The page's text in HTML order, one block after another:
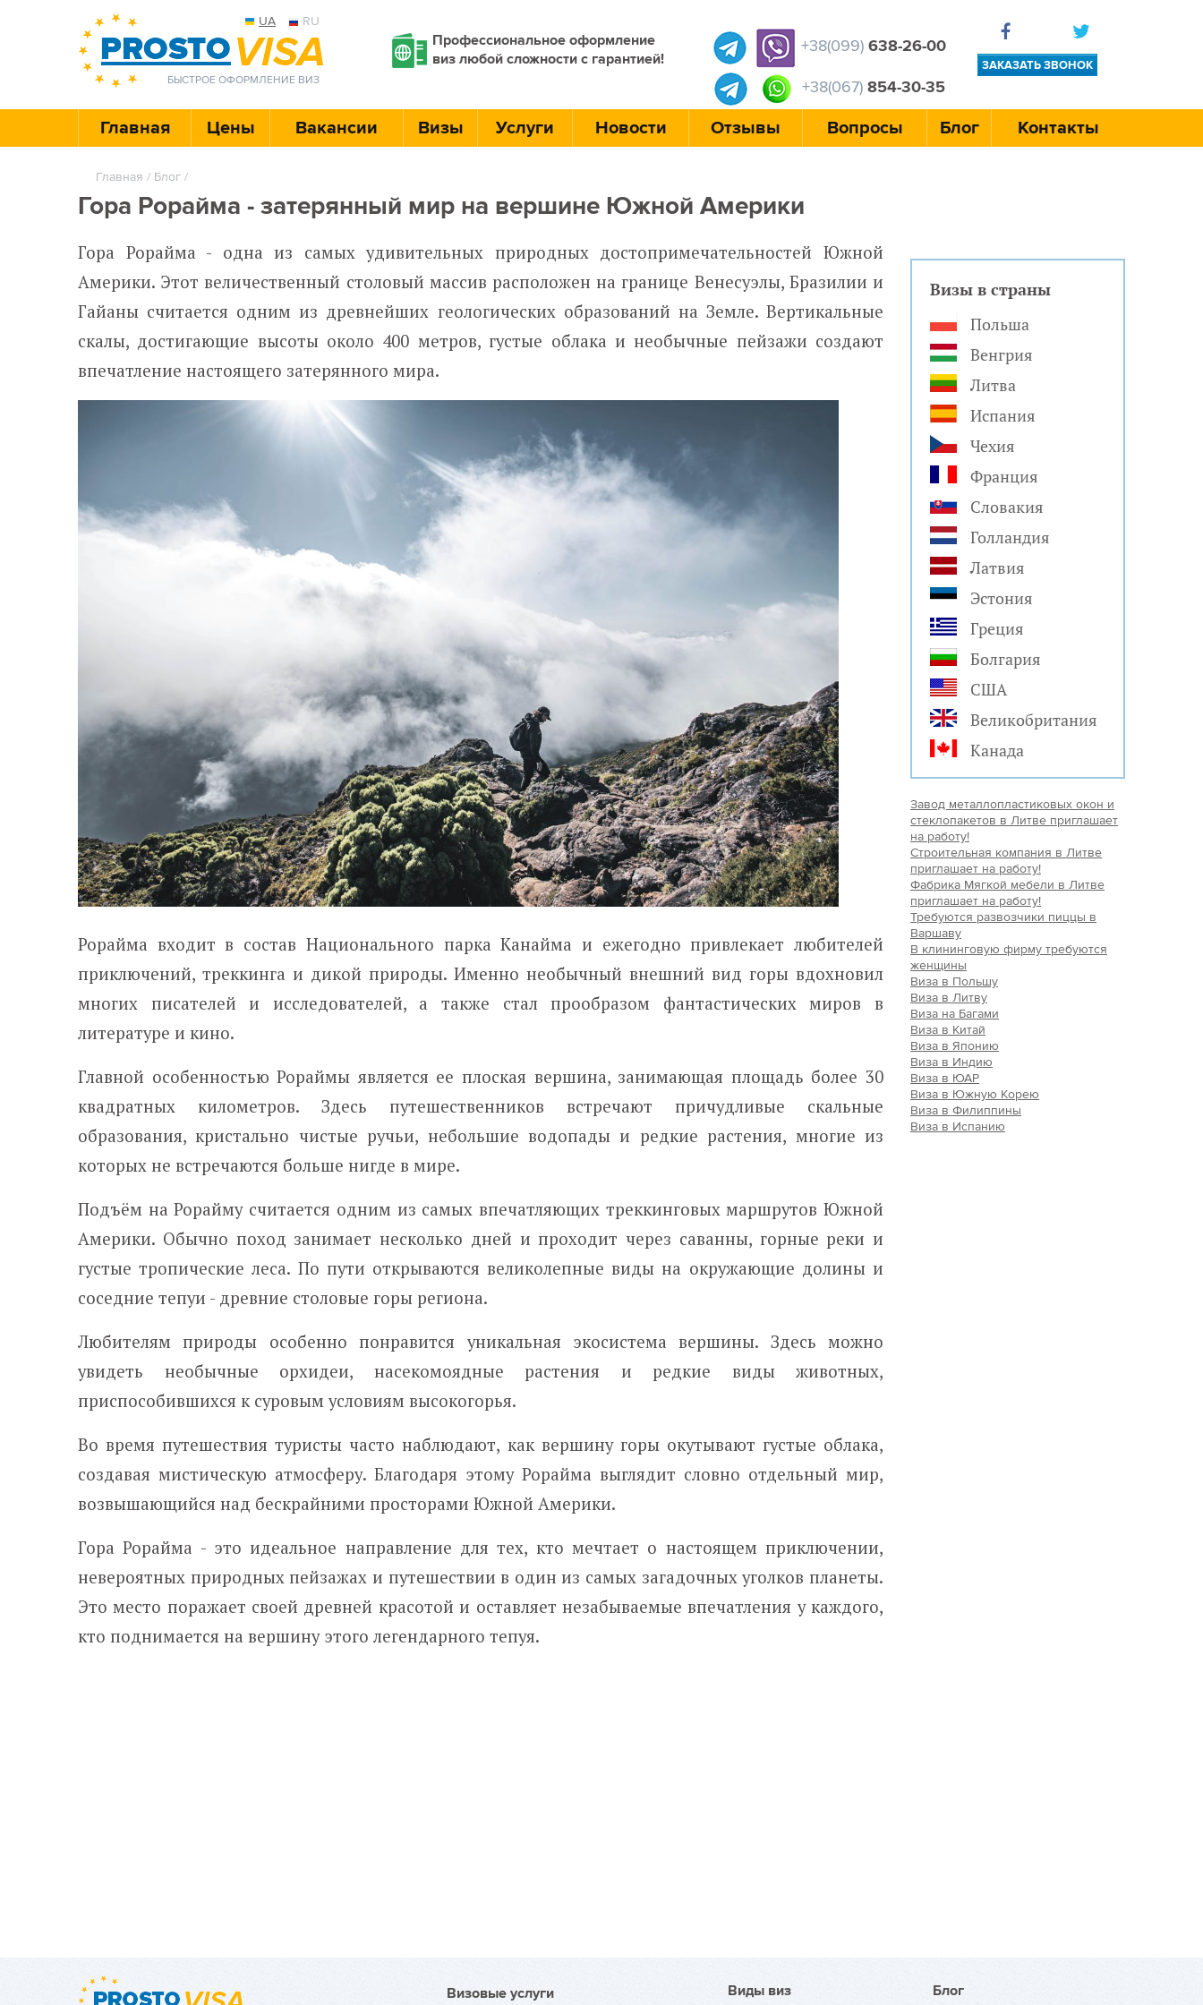
UA RU
БЫСТРОЕ ОФОРМЛЕНИЕ ВИЗ
Профессиональное оформление
виз любой сложности с гарантией!
+38(099) 638-26-00
+38(067) 854-30-35
ЗАКАЗАТЬ ЗВОНОК
Главная Цены Вакансии Визы Услуги Новости Отзывы Вопросы Блог Контакты
Главная / Блог /
Гора Рорайма - затерянный мир на вершине Южной Америки
Гора Рорайма - одна из самых удивительных природных достопримечательностей Южной
Америки. Этот величественный столовый массив расположен на границе Венесуэлы, Бразилии и
Гайаны считается одним из древнейших геологических образований на Земле. Вертикальные
скалы, достигающие высоты около 400 метров, густые облака и необычные пейзажи создают
впечатление настоящего затерянного мира.
Рорайма входит в состав Национального парка Канайма и ежегодно привлекает любителей
приключений, треккинга и дикой природы. Именно необычный внешний вид горы вдохновил
многих писателей и исследователей, а также стал прообразом фантастических миров в
литературе и кино.
Главной особенностью Рораймы является ее плоская вершина, занимающая площадь более 30
квадратных километров. Здесь путешественников встречают причудливые скальные
образования, кристально чистые ручьи, небольшие водопады и редкие растения, многие из
которых не встречаются больше нигде в мире.
Подъём на Рорайму считается одним из самых впечатляющих треккинговых маршрутов Южной
Америки. Обычно поход занимает несколько дней и проходит через саванны, горные реки и
густые тропические леса. По пути открываются великолепные виды на окружающие долины и
соседние тепуи - древние столовые горы региона.
Любителям природы особенно понравится уникальная экосистема вершины. Здесь можно
увидеть необычные орхидеи, насекомоядные растения и редкие виды животных,
приспособившихся к суровым условиям высокогорья.
Во время путешествия туристы часто наблюдают, как вершину горы окутывают густые облака,
создавая мистическую атмосферу. Благодаря этому Рорайма выглядит словно отдельный мир,
возвышающийся над бескрайними просторами Южной Америки.
Гора Рорайма - это идеальное направление для тех, кто мечтает о настоящем приключении,
невероятных природных пейзажах и путешествии в один из самых загадочных уголков планеты.
Это место поражает своей древней красотой и оставляет незабываемые впечатления у каждого,
кто поднимается на вершину этого легендарного тепуя.
Визы в страны
Польша
Венгрия
Литва
Испания
Чехия
Франция
Словакия
Голландия
Латвия
Эстония
Греция
Болгария
США
Великобритания
Канада
Завод металлопластиковых окон и
стеклопакетов в Литве приглашает
на работу!
Строительная компания в Литве
приглашает на работу!
Фабрика Мягкой мебели в Литве
приглашает на работу!
Требуются развозчики пиццы в
Варшаву
В клининговую фирму требуются
женщины
Виза в Польшу
Виза в Литву
Виза на Багами
Виза в Китай
Виза в Японию
Виза в Индию
Виза в ЮАР
Виза в Южную Корею
Виза в Филиппины
Виза в Испанию
Визовые услуги Виды виз Блог